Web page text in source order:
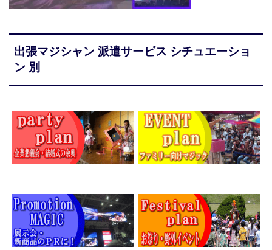
出張マジシャン 派遣サービス シチュエーショ
ン 別